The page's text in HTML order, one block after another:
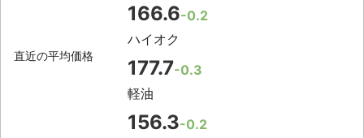
直近の平均価格
166.6-0.2
ハイオク
177.7-0.3
軽油
156.3-0.2